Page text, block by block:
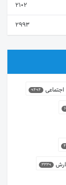
2102
2993
اجتماعی 9494
3339